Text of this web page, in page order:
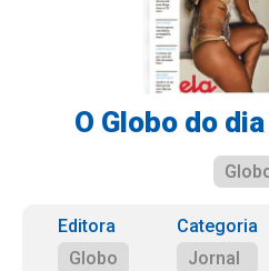
O Globo do
Editora
Globo
Categoria
Jornal